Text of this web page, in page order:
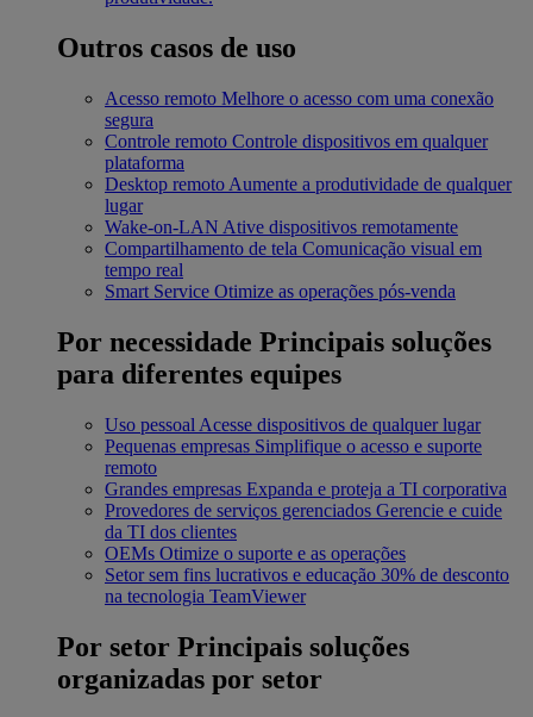
Outros casos de uso
Acesso remoto Melhore o acesso com uma conexão
segura
Controle remoto Controle dispositivos em qualquer
plataforma
Desktop remoto Aumente a produtividade de qualquer
lugar
Wake-on-LAN Ative dispositivos remotamente
Compartilhamento de tela Comunicação visual em
tempo real
Smart Service Otimize as operações pós-venda
Por necessidade Principais soluções
para diferentes equipes
Uso pessoal Acesse dispositivos de qualquer lugar
Pequenas empresas Simplifique o acesso e suporte
remoto
Grandes empresas Expanda e proteja a TI corporativa
Provedores de serviços gerenciados Gerencie e cuide
da TI dos clientes
OEMs Otimize o suporte e as operações
Setor sem fins lucrativos e educação 30% de desconto
na tecnologia TeamViewer
Por setor Principais soluções
organizadas por setor